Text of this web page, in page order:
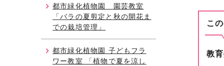
こ
教
都市緑化植物園 園芸教室
「バラの夏剪定と秋の開花ま
での栽培管理」
都市緑化植物園 子どもフラ
ワー教室 「植物で夏を涼し